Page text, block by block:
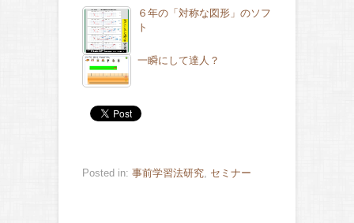
６年の「対称な図形」のソフ
ト
一瞬にして達人？
Posted in: 事前学習法研究 セミナー